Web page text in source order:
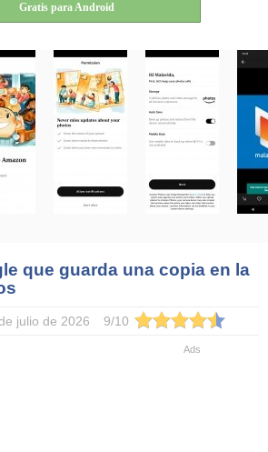
Gratis para Android
que guarda una copia en la
julio de 2026 9/10